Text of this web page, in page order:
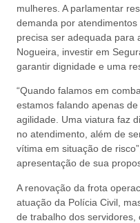
mulheres. A parlamentar
demanda por
precisa ser adequada para
Nogueira, investir em
garantir dignidade e uma
“Quando falamos em
estamos falando apenas
agilidade. Uma viatura faz
no atendimento, além de
vítima em situação de
apresentação de sua
A renovação da frota
atuação da Polícia Civil,
de trabalho dos